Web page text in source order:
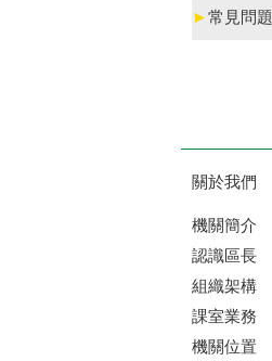
►常見問題
關於我們
機關簡介
認識區長
組織架構
課室業務
機關位置